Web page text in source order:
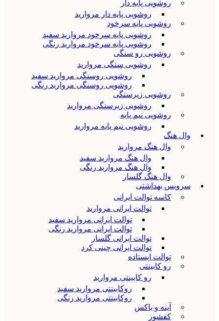
روشویی پایه دار
روشویی پایه دار مروارید
روشویی پایه سرخود
روشویی پایه سرخود مروارید سفید
روشویی پایه سرخود مروارید رنگی
روشویی رو سنگی
روشویی سنگی مروارید
روشویی روسنگی مروارید سفید
روشویی روسنگی مروارید رنگی
روشویی زیرسنگی
روشویی زیرسنگی مروارید
روشویی نیم پایه
روشویی نیم پایه مروارید
وال هنگ
وال هنگ مروارید
وال هنگ مروارید سفید
وال هنگ مروارید رنگی
وال هنگ گلسار
سرویس بهداشتی
کاسه توالت ایرانی
توالت ایرانی مروارید
توالت ایرانی مروارید سفید
توالت ایرانی مروارید رنگی
توالت ایرانی گلسار
توالت ایرانی چینی کرد
توالت ایستاده
رو کابینتی
رو کابینتی مروارید
روکابینتی مروارید سفید
روکابینتی مروارید رنگی
آینه و باکس
کفشور